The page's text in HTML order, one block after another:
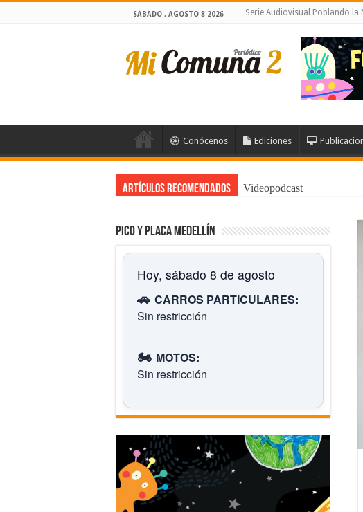
SÁBADO , AGOSTO 8 2026 Serie Audiovisual Poblando la
Conócenos Ediciones
Artículos Recomendados Videopodcast
Pico y placa Medellín
Hoy, sábado 8 de agosto
🚗 CARROS PARTICULARES:
Sin restricción
🏍️ MOTOS:
Sin restricción